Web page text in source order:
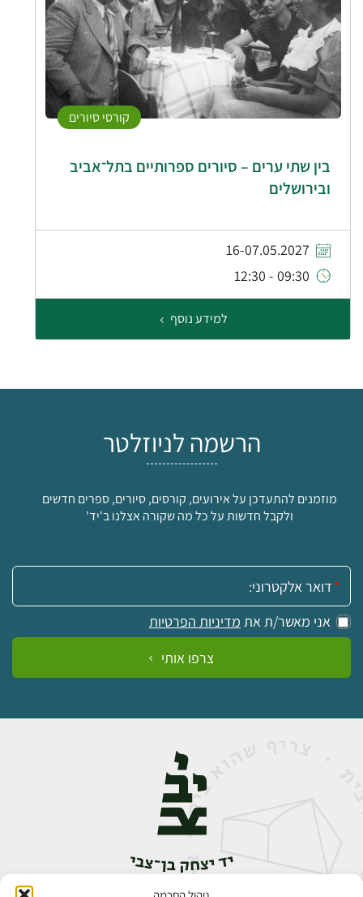
קורסי סיורים
בין שתי ערים – סיורים ספרותיים בתל־אביב
ובירושלים
16-07.05.2027
09:30 - 12:30
למידע נוסף
הרשמה לניוזלטר
מוזמנים להתעדכן על אירועים, קורסים, סיורים, ספרים חדשים
ולקבל חדשות על כל מה שקורה אצלנו ב'יד'
אימייל:
אני מאשר/ת את מדיניות הפרטיות
צרפו אותי